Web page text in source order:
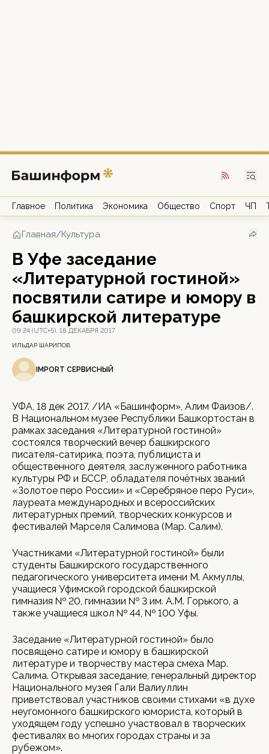
Главное Политика Экономика Общество Спорт ЧП
Главная/Культура
В Уфе заседание
«Литературной гостиной»
посвятили сатире и юмору в
башкирской литературе
09:24 (UTC+5), 18 ДЕКАБРЯ 2017
ИЛЬДАР ШАРИПОВ
IMPORT СЕРВИСНЫЙ
УФА, 18 дек 2017. /ИА «Башинформ», Алим Фаизов/.
В Национальном музее Республики Башкортостан в
рамках заседания «Литературной гостиной»
состоялся творческий вечер башкирского
писателя-сатирика, поэта, публициста и
общественного деятеля, заслуженного работника
культуры РФ и БССР, обладателя почётных званий
«Золотое перо России» и «Серебряное перо Руси»,
лауреата международных и всероссийских
литературных премий, творческих конкурсов и
фестивалей Марселя Салимова (Мар. Салим).
Участниками «Литературной гостиной» были
студенты Башкирского государственного
педагогического университета имени М. Акмуллы,
учащиеся Уфимской городской башкирской
гимназия № 20, гимназии № 3 им. А.М. Горького, а
также учащиеся школ № 44, № 100 Уфы.
Заседание «Литературной гостиной» было
посвящено сатире и юмору в башкирской
литературе и творчеству мастера смеха Мар.
Салима. Открывая заседание, генеральный директор
Национального музея Гали Валиуллин
приветствовал участников своими стихами «в духе
неугомонного башкирского юмориста, который в
уходящем году успешно участвовал в творческих
фестивалях во многих городах страны и за
рубежом».